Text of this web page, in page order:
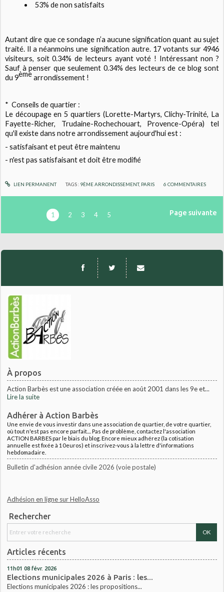
À propos
Action Barbès est une association créée en août 2001 dans les 9e et...
Lire la suite
Adhérer à Action Barbès
Une envie de vous investir dans une association de quartier, de votre quartier,
où tout n'est pas encore parfait.... Pas de problème, contactez l'association
ACTION BARBES par le biais du blog. Encore mieux adhérez (la cotisation
annuelle est fixée à 10euros) et inscrivez-vous à la lettre d'informations
hebdomadaire.
Bulletin d'adhésion année civile 2026 (voie postale)
Adhésion en ligne sur HelloAsso
Rechercher
Articles récents
11h01 08 févr. 2026
Elections municipales 2026 à Paris : les...
Elections municipales 2026 : les propositions...
53% de non satisfaits
Autant dire que ce sondage n’a aucune signification quant au sujet
traité. Il a néanmoins une signification autre. 17 votants sur 4946
visiteurs, soit 0.34% de lecteurs ayant voté ! Intéressant non ?
Sauf à penser que seulement 0.34% des lecteurs de ce blog sont
du 9èmearrondissement !
*Conseils de quartier :
Le découpage en 5 quartiers (Lorette-Martyrs, Clichy-Trinité, La
Fayette-Richer, Trudaine-Rochechouart, Provence-Opéra) tel
qu'il existe dans notre arrondissement aujourd'hui est :
- satisfaisant et peut être maintenu
- n'est pas satisfaisant et doit être modifié
LIEN PERMANENT TAGS : 9ÈME ARRONDISSEMENT, PARIS 6 COMMENTAIRES
1 2 3 4 5 Page suivante